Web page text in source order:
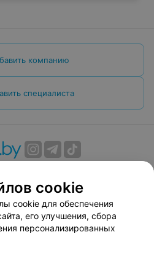
компанию
специалиста
договор
Способы оплаты
использованию сервиса
соглашение
cookie
cookie для обеспечения
его улучшения, сбора
персонализированных